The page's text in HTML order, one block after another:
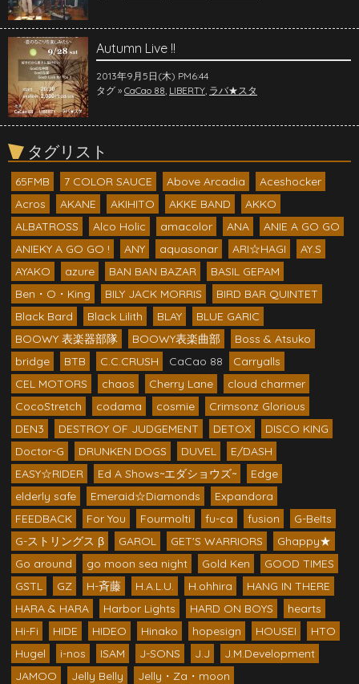
Autumn Live !!
2013年9月5日(木) PM6:44
タグ » CaCao 88, LIBERTY, ラバ★スタ
タグリスト
65FMB 7 COLOR SAUCE Above Arcadia
Aceshocker
Acros
AKANE AKIHITO AKKE BAND
AKKO
ALBATROSS
Alco Holic amacolor ANA
ANIE A GO GO
ANIEKY A GO GO !
ANY aquasonar ARI☆HAGI
AY.S
AYAKO
azure BAN BAN BAZAR
BASIL GEPAM
Ben・O・King
BILY JACK MORRIS
BIRD BAR QUINTET
Black Bard
Black Lilith BLAY
BLUE GARIC
BOOWY 表楽器部隊
BOOWY表楽曲部
Boss & Atsuko
bridge
BTB C.C.CRUSH CaCao 88
Carryalls
CEL MOTORS
chaos Cherry Lane
cloud charmer
CocoStretch
codama cosmie
Crimsonz Glorious
DEN3
DESTROY OF JUDGEMENT DETOX
DISCO KING
Doctor-G
DRUNKEN DOGS DUVEL
E/DASH
EASY☆RIDER
Ed A Shows~エダショウズ~
Edge
elderly safe
Emeraid☆Diamonds
Expandora
FEEDBACK
For You Fourmolti fu-ca fusion
G-BeIts
G-ストリングス β
GAROL GET'S WARRIORS
Ghappy★
Go around
go moon sea night Gold Ken
GOOD TIMES
GSTL
GZ H-斉藤 H.A.L.U. H.ohhira
HANG IN THERE
HARA & HARA
Harbor Lights HARD ON BOYS
hearts
Hi-Fi
HIDE HIDEO Hinako hopesign HOUSEI
HTO
Hugel
i-nos ISAM J-SONS J.J
J.M.Development
JAMOO
Jelly Belly
Jelly・Za・moon